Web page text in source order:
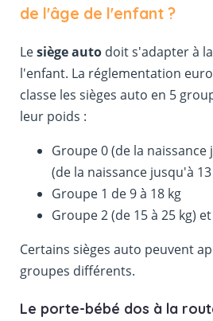
de l'âge de l'enfant ?
Lesiège autodoit s'adapter à
l'enfant. La réglementation
classe les sièges auto en 5
leur poids :
Groupe 0 (de la naissance
(de la naissance jusqu'à 13
Groupe 1 de 9 à 18 kg
Groupe 2 (de 15 à 25 kg)
Certains sièges auto peuvent
groupes différents.
Le porte-bébé dos à la